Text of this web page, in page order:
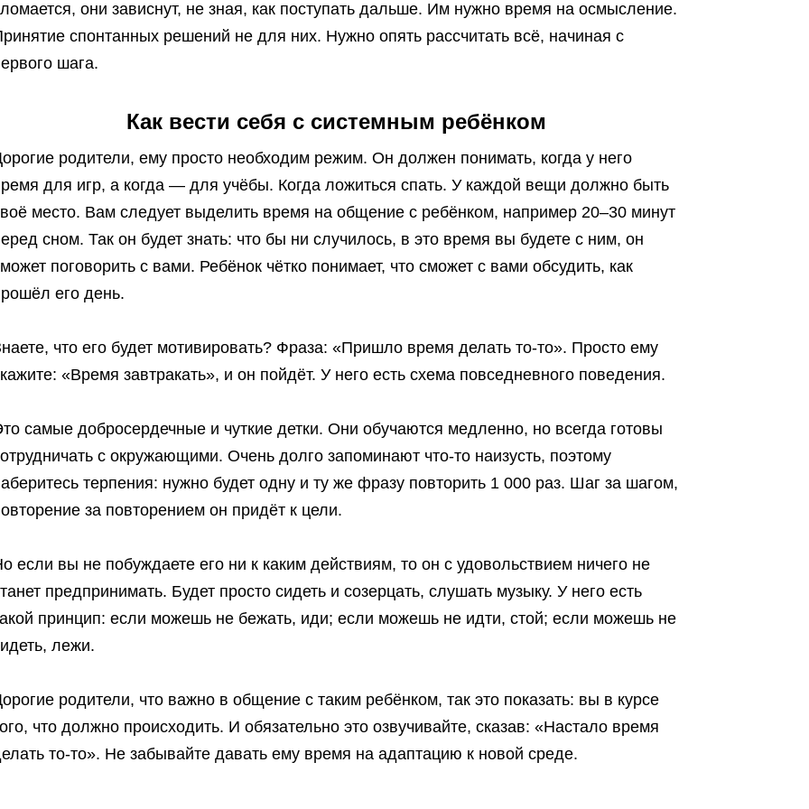
они зависнут, не зная, как поступать дальше. Им нужно время на осмысление.
спонтанных решений не для них. Нужно опять рассчитать всё, начиная с
шага.
Как вести себя с системным ребёнком
родители, ему просто необходим режим. Он должен понимать, когда у него
для игр, а когда — для учёбы. Когда ложиться спать. У каждой вещи должно быть
место. Вам следует выделить время на общение с ребёнком, например 20–30 минут
сном. Так он будет знать: что бы ни случилось, в это время вы будете с ним, он
поговорить с вами. Ребёнок чётко понимает, что сможет с вами обсудить, как
его день.
что его будет мотивировать? Фраза: «Пришло время делать то-то». Просто ему
«Время завтракать», и он пойдёт. У него есть схема повседневного поведения.
самые добросердечные и чуткие детки. Они обучаются медленно, но всегда готовы
с окружающими. Очень долго запоминают что-то наизусть, поэтому
терпения: нужно будет одну и ту же фразу повторить 1 000 раз. Шаг за шагом,
за повторением он придёт к цели.
если вы не побуждаете его ни к каким действиям, то он с удовольствием ничего не
предпринимать. Будет просто сидеть и созерцать, слушать музыку. У него есть
принцип: если можешь не бежать, иди; если можешь не идти, стой; если можешь не
лежи.
родители, что важно в общение с таким ребёнком, так это показать: вы в курсе
что должно происходить. И обязательно это озвучивайте, сказав: «Настало время
то-то». Не забывайте давать ему время на адаптацию к новой среде.